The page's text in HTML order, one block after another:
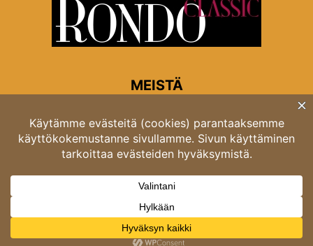
MEISTÄ
Rondon toimitus
Opastinsilta 6A 00520 Helsinki
Asiakaspalvelu: puh. 03 4246 5318
asiakaspalvelu@rondo.fi
Ota meihin yhteyttä:toimitus@rondo.fi
© Classicus Oy 2026 ver 2.4